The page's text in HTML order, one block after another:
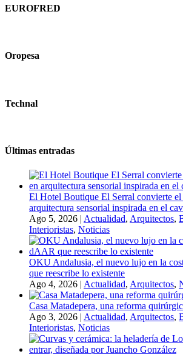
EUROFRED
Oropesa
Technal
Últimas entradas
El Hotel Boutique El Serral convierte
arquitectura sensorial inspirada en el
Ago 5, 2026 | Actualidad, Arquitectos,
Interioristas, Noticias
OKU Andalusia, el nuevo lujo en la
que reescribe lo existente
Ago 4, 2026 | Actualidad, Arquitectos,
Casa Matadepera, una reforma
Ago 3, 2026 | Actualidad, Arquitectos,
Interioristas, Noticias